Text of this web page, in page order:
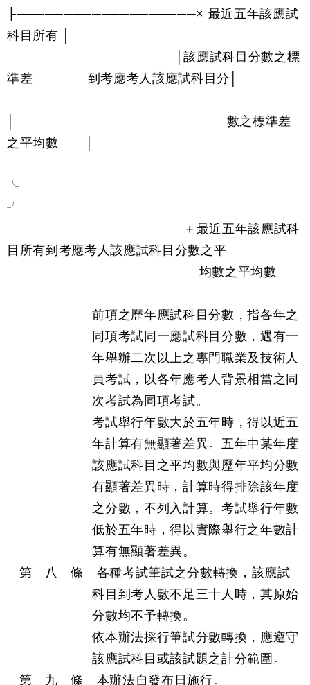
├───────────────────× 最近五年該應試
科目所有 │
│該應試科目分數之標
準差 到考應考人該應試科目分│
│ 數之標準差
之平均數 │
╯
＋最近五年該應試科
目所有到考應考人該應試科目分數之平
均數之平均數
前項之歷年應試科目分數，指各年之
同項考試同一應試科目分數，遇有一
年舉辦二次以上之專門職業及技術人
員考試，以各年應考人背景相當之同
次考試為同項考試。
考試舉行年數大於五年時，得以近五
年計算有無顯著差異。五年中某年度
該應試科目之平均數與歷年平均分數
有顯著差異時，計算時得排除該年度
之分數，不列入計算。考試舉行年數
低於五年時，得以實際舉行之年數計
算有無顯著差異。
第 八 條 各種考試筆試之分數轉換，該應試
科目到考人數不足三十人時，其原始
分數均不予轉換。
依本辦法採行筆試分數轉換，應遵守
該應試科目或該試題之計分範圍。
第 九 條 本辦法自發布日施行。